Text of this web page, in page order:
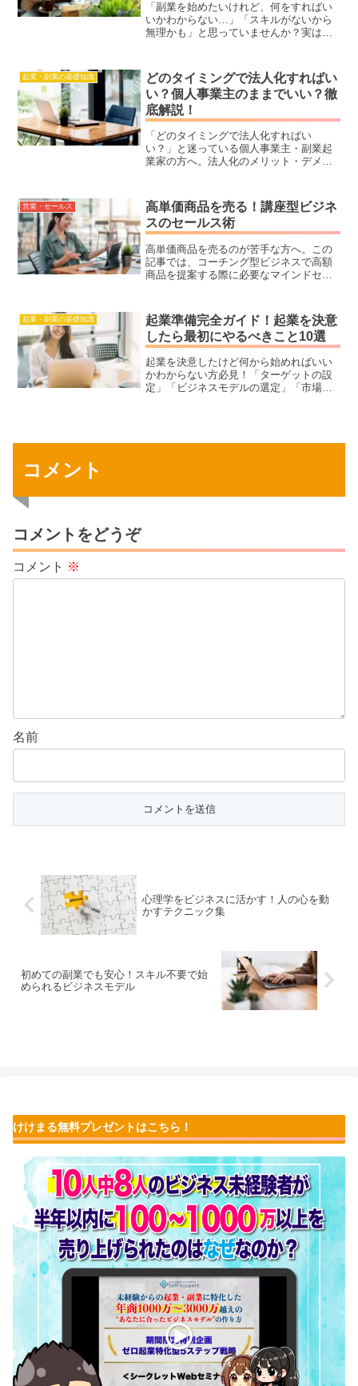
「副業を始めたいけれど、何をすればい
いかわからない…」「スキルがないから
無理かも」と思っていませんか？実は、
ります！本記事では「教えられること」
を見つけ、副業として収益化する方法を
詳しく解説！初心者でも簡単に始められ
るオンライン講師のステップや、失敗し
ないポイントも紹介します。講座ビジネ
ス、コーチング、カウンセリング、副
業、在宅ワークに興味がある方必見！あ
なたのスキルをお金に変える方法を学び
起業・副業の基礎知識
どのタイミングで法人化すればい
い？個人事業主のままでいい？徹
底解説！
「どのタイミングで法人化すればい
い？」と迷っている個人事業主・副業起
業家の方へ。法人化のメリット・デメリ
を徹底解説！法人化の手続きや費用、節
税効果、社会的信用の違いまで詳しく解
説します。また「個人事業主のままの方
が得なケース」や「法人化を焦るべきで
はない理由」も紹介。最初は個人事業主
でOK！まずは行動を起こし、利益が出て
から法人化を考えましょう！
営業・セールス
高単価商品を売る！講座型ビジネ
スのセールス術
高単価商品を売るのが苦手な方へ。この
記事では、コーチング型ビジネスで高額
商品を提案する際に必要なマインドセッ
し、自信を持ってビジネスを進める方法
がわかります。
起業・副業の基礎知識
起業準備完全ガイド！起業を決意
したら最初にやるべきこと10選
起業を決意したけど何から始めればいい
かわからない方必見！「ターゲットの設
定」「ビジネスモデルの選定」「市場調
コメント
コメントをどうぞ
コメント ※
名前
心理学をビジネスに活かす！人の心を動
かすテクニック集
初めての副業でも安心！スキル不要で始
められるビジネスモデル
けけまる無料プレゼントはこちら！